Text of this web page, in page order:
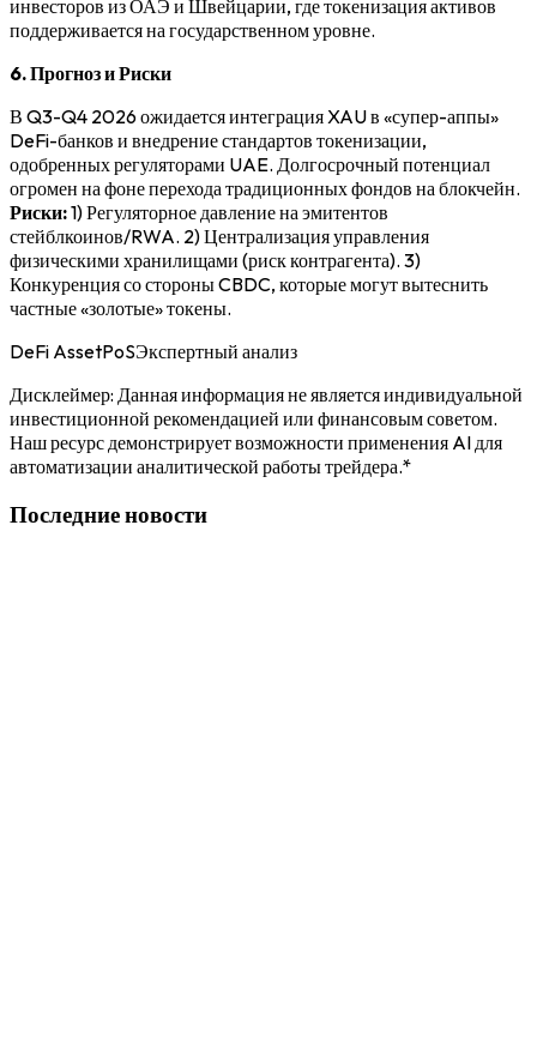
инвесторов из ОАЭ и Швейцарии, где токенизация активов
поддерживается на государственном уровне.
6. Прогноз и Риски
В Q3-Q4 2026 ожидается интеграция XAU в «супер-аппы»
DeFi-банков и внедрение стандартов токенизации,
одобренных регуляторами UAE. Долгосрочный потенциал
огромен на фоне перехода традиционных фондов на блокчейн.
Риски:1) Регуляторное давление на эмитентов
стейблкоинов/RWA. 2) Централизация управления
физическими хранилищами (риск контрагента). 3)
Конкуренция со стороны CBDC, которые могут вытеснить
частные «золотые» токены.
DeFi AssetPoSЭкспертный анализ
Дисклеймер: Данная информация не является индивидуальной
инвестиционной рекомендацией или финансовым советом.
Наш ресурс демонстрирует возможности применения AI для
автоматизации аналитической работы трейдера.*
Последние новости